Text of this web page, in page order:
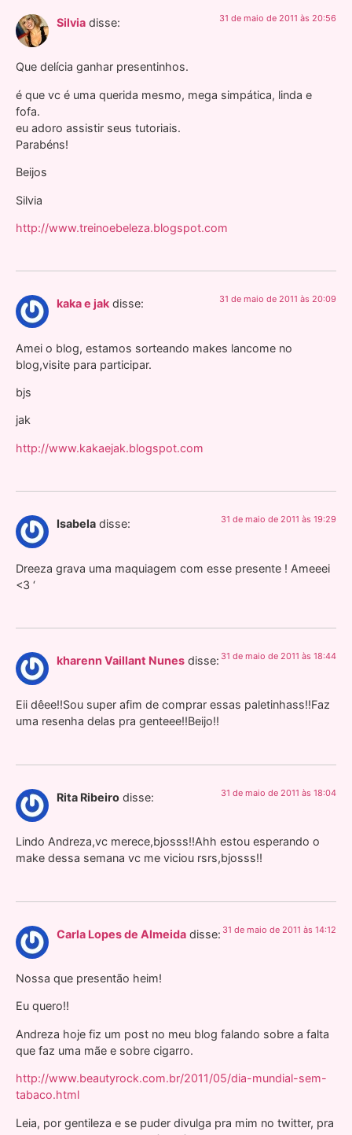
Silvia disse: 31 de maio de 2011 às 20:56
Que delícia ganhar presentinhos.
é que vc é uma querida mesmo, mega simpática, linda e
fofa.
eu adoro assistir seus tutoriais.
Parabéns!
Beijos
Silvia
http://www.treinoebeleza.blogspot.com
kaka e jak disse: 31 de maio de 2011 às 20:09
Amei o blog, estamos sorteando makes lancome no
blog,visite para participar.
bjs
jak
http://www.kakaejak.blogspot.com
Isabela disse: 31 de maio de 2011 às 19:29
Dreeza grava uma maquiagem com esse presente ! Ameeei
<3 ‘
kharenn Vaillant Nunes disse: 31 de maio de 2011 às 18:44
Eii dêee!!Sou super afim de comprar essas paletinhass!!Faz
uma resenha delas pra genteee!!Beijo!!
Rita Ribeiro disse: 31 de maio de 2011 às 18:04
Lindo Andreza,vc merece,bjosss!!Ahh estou esperando o
make dessa semana vc me viciou rsrs,bjosss!!
Carla Lopes de Almeida disse: 31 de maio de 2011 às 14:12
Nossa que presentão heim!
Eu quero!!
Andreza hoje fiz um post no meu blog falando sobre a falta
que faz uma mãe e sobre cigarro.
http://www.beautyrock.com.br/2011/05/dia-mundial-sem-
tabaco.html
Leia, por gentileza e se puder divulga pra mim no twitter, pra